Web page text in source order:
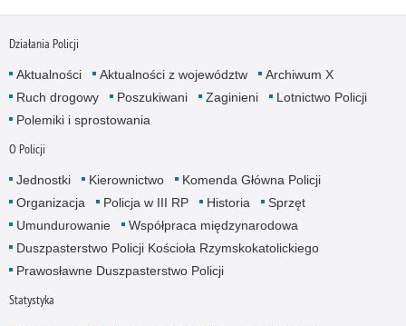
Działania Policji
Aktualności Aktualności z województw
Archiwum X
Ruch drogowy
Poszukiwani Zaginieni
Lotnictwo Policji
Polemiki i sprostowania
O Policji
Jednostki Kierownictwo
Komenda Główna Policji
Organizacja
Policja w III RP Historia
Sprzęt
Umundurowanie
Współpraca międzynarodowa
Duszpasterstwo Policji Kościoła Rzymskokatolickiego
Prawosławne Duszpasterstwo Policji
Statystyka